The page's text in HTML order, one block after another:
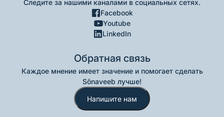
Следите за нашими каналами в социальных сетях.
Facebook
Youtube
LinkedIn
Обратная связь
Каждое мнение имеет значение и помогает сделать
Sõnaveeb лучше!
Напишите нам